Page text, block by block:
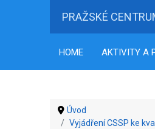
PRAŽSKÉ
HOME AKTIVITY A
Úvod
Vyjádření CSSP ke